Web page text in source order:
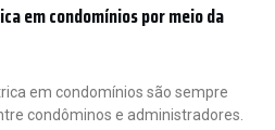
em condomínios por meio da
em condomínios são sempre
condôminos e administradores.